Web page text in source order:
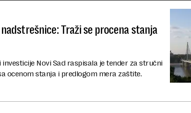
Traži se procena stanja
Novi Sad raspisala je tender za stručni
ocenom stanja i predlogom mera zaštite.